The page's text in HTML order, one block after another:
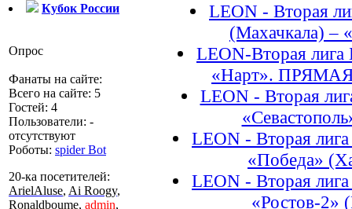
Кубок России
Опрос
Фанаты на сайте:
Всего на сайте: 5
Гостей: 4
Пользователи: -
отсутствуют
Роботы: spider Bot
20-ка посетителей:
ArielAluse, Ai Roogy,
Ronaldboume, admin,
LEON - Вторая
(Махачкала) –
LEON-Вторая лига
«Нарт».
LEON - Вторая
LEON - Вторая
«Победа»
LEON - Вторая
«Ростов-2»